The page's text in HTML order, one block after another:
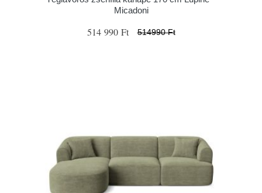
Micadoni
514 990 Ft 514990 Ft